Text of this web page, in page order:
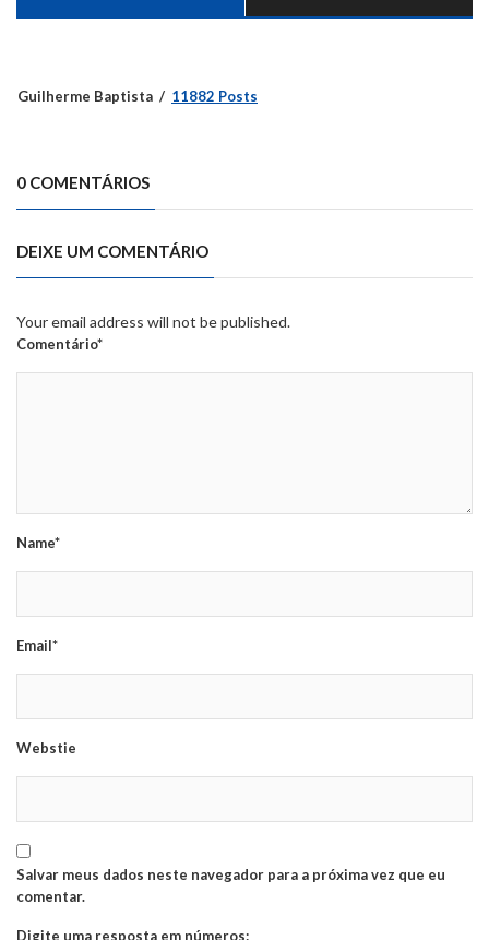
Guilherme Baptista 11882 Posts
0 COMENTÁRIOS
DEIXE UM COMENTÁRIO
Your email address will not be published.
Comentário*
Name*
Email*
Webstie
Salvar meus dados neste navegador para a próxima vez que eu
comentar.
Digite uma resposta em números: